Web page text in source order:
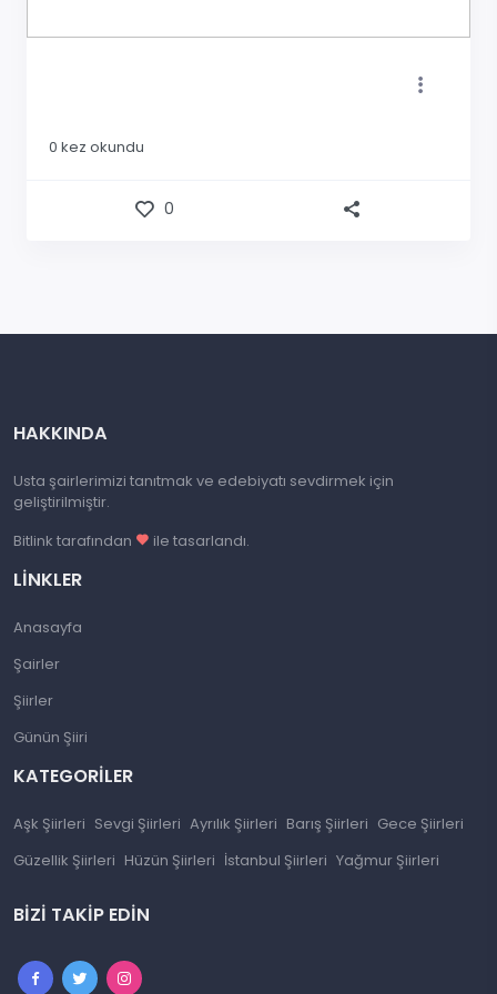
0 kez okundu
0
HAKKINDA
Usta şairlerimizi tanıtmak ve edebiyatı sevdirmek için
geliştirilmiştir.
Bitlink tarafından
ile tasarlandı.
LINKLER
Anasayfa
Şairler
Şiirler
Günün Şiiri
KATEGORILER
Aşk Şiirleri Sevgi Şiirleri Ayrılık Şiirleri Barış Şiirleri Gece Şiirleri
Güzellik Şiirleri Hüzün Şiirleri İstanbul Şiirleri Yağmur Şiirleri
BIZI TAKIP EDIN